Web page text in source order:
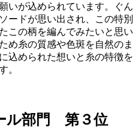
いが込められています。ぐん
ードが思い出され、この特別
この柄を編んでみたいと思い
め糸の質感や色斑を自然のま
込められた想いと糸の特徴を
。
ル部門 第３位